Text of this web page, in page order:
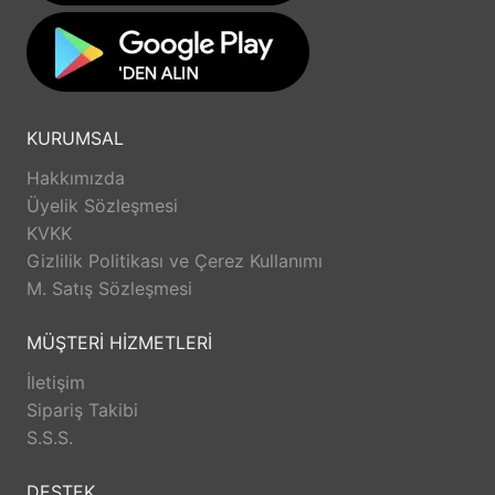
KURUMSAL
Hakkımızda
Üyelik Sözleşmesi
KVKK
Gizlilik Politikası ve Çerez Kullanımı
M. Satış Sözleşmesi
MÜŞTERİ HİZMETLERİ
İletişim
Sipariş Takibi
S.S.S.